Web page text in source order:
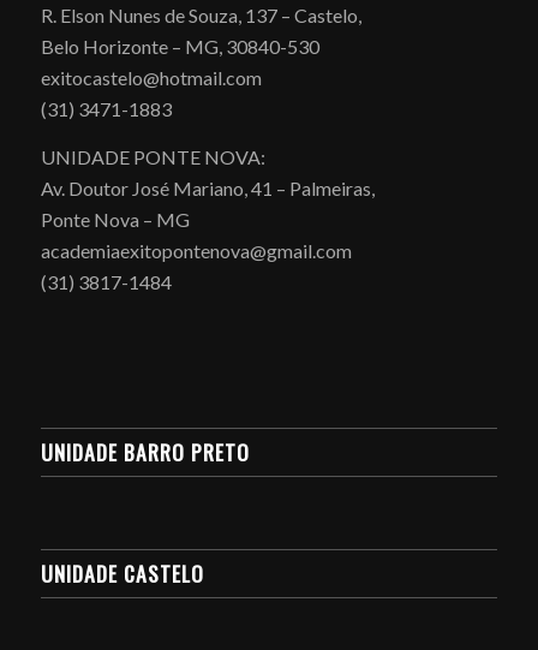
R. Elson Nunes de Souza, 137 – Castelo,
Belo Horizonte – MG, 30840-530
exitocastelo@hotmail.com
(31) 3471-1883
UNIDADE PONTE NOVA:
Av. Doutor José Mariano, 41 – Palmeiras,
Ponte Nova – MG
academiaexitopontenova@gmail.com
(31) 3817-1484
UNIDADE BARRO PRETO
UNIDADE CASTELO